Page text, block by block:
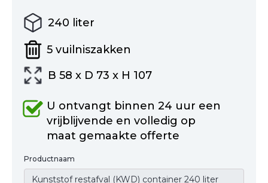
240 liter
5 vuilniszakken
B 58 x D 73 x H 107
U ontvangt binnen 24 uur een
vrijblijvende en volledig op
maat gemaakte offerte
Productnaam